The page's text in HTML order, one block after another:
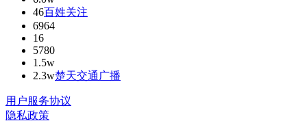
46百姓关注
6964
16
5780
1.5w
2.3w楚天交通广播
用户服务协议
隐私政策